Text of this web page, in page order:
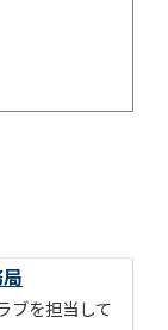
ブを担当して